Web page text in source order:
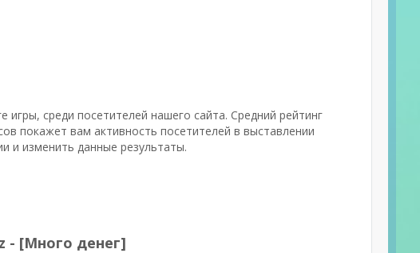
среди посетителей нашего сайта. Средний рейтинг
покажет вам активность посетителей в выставлении
и изменить данные результаты.
- [Много денег]